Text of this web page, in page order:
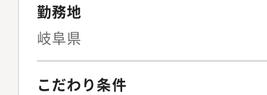
勤務地
岐阜県
こだわり条件